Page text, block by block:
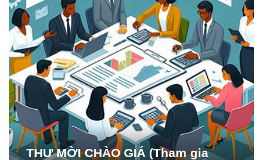
THƯ MỜI CHÀO GIÁ (Tham gia